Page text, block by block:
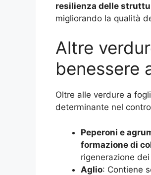
resilienza delle
migliorando la qualità
Altre
benessere
Oltre alle verdure a
determinante nel
Peperoni e
formazione di
rigenerazione
Aglio: Contiene